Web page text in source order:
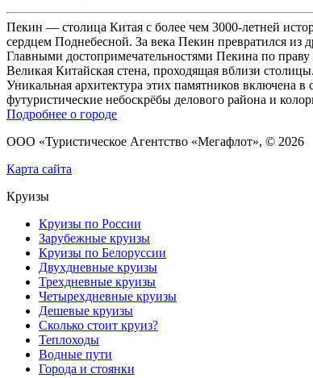
Пекин — столица Китая с более чем 3000-летней
сердцем Поднебесной. За века Пекин превратился из
Главными достопримечательностями Пекина по
Великая Китайская стена, проходящая вблизи
Уникальная архитектура этих памятников
футуристические небоскрёбы делового района и
Подробнее о городе
ООО «Туристическое Агентство «Мегафлот», © 2026
Карта сайта
Круизы
Круизы по России
Зарубежные круизы
Круизы по Белоруссии
Двухдневные круизы
Трехдневные круизы
Четырехдневные круизы
Дешевые круизы
Сколько стоит круиз?
Теплоходы
Водные пути
Города и стоянки